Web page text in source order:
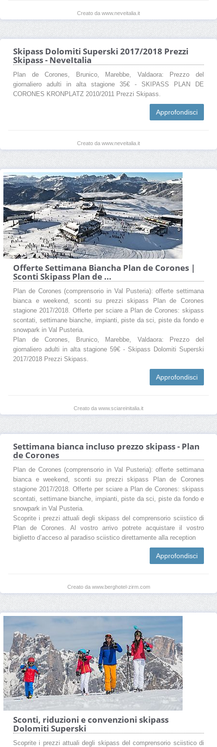
Creato da www.neveitalia.it
Skipass Dolomiti Superski 2017/2018 Prezzi
Skipass - NeveItalia
Plan de Corones, Brunico, Marebbe, Valdaora: Prezzo del
giornaliero adulti in alta stagione 35€ - SKIPASS PLAN DE
CORONES KRONPLATZ 2010/2011 Prezzi Skipass.
Approfondisci
Creato da www.neveitalia.it
Offerte Settimana Biancha Plan de Corones |
Sconti Skipass Plan de ...
Plan de Corones (comprensorio in Val Pusteria): offerte settimana
bianca e weekend, sconti su prezzi skipass Plan de Corones
stagione 2017/2018. Offerte per sciare a Plan de Corones: skipass
scontati, settimane bianche, impianti, piste da sci, piste da fondo e
snowpark in Val Pusteria.
Plan de Corones, Brunico, Marebbe, Valdaora: Prezzo del
giornaliero adulti in alta stagione 59€ - Skipass Dolomiti Superski
2017/2018 Prezzi Skipass.
Approfondisci
Creato da www.sciareinitalia.it
Settimana bianca incluso prezzo skipass - Plan
de Corones
Plan de Corones (comprensorio in Val Pusteria): offerte settimana
bianca e weekend, sconti su prezzi skipass Plan de Corones
stagione 2017/2018. Offerte per sciare a Plan de Corones: skipass
scontati, settimane bianche, impianti, piste da sci, piste da fondo e
snowpark in Val Pusteria.
Scoprite i prezzi attuali degli skipass del comprensorio sciistico di
Plan de Corones. Al vostro arrivo potrete acquistare il vostro
biglietto d’acceso al paradiso sciistico direttamente alla reception
Approfondisci
Creato da www.berghotel-zirm.com
Sconti, riduzioni e convenzioni skipass
Dolomiti Superski
Scoprite i prezzi attuali degli skipass del comprensorio sciistico di